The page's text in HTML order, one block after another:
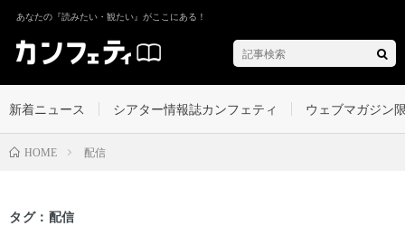
あなたの『読みたい・観たい』がここにある！
新着ニュース シアター情報誌カンフェティ ウェブマガジン
HOME 配信
タグ：配信